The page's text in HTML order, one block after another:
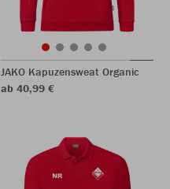
JAKO Kapuzensweat Organic
ab 40,99 €